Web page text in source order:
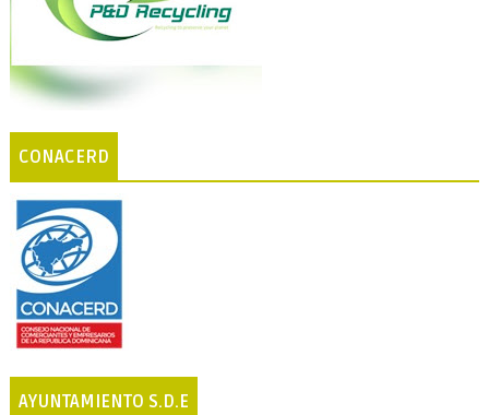
CONACERD
AYUNTAMIENTO S.D.E